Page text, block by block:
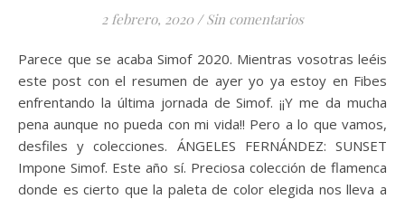
2 febrero, 2020 / Sin comentarios
Parece que se acaba Simof 2020. Mientras vosotras leéis
este post con el resumen de ayer yo ya estoy en Fibes
enfrentando la última jornada de Simof. ¡¡Y me da mucha
pena aunque no pueda con mi vida!! Pero a lo que vamos,
desfiles y colecciones. ÁNGELES FERNÁNDEZ: SUNSET
Impone Simof. Este año sí. Preciosa colección de flamenca
donde es cierto que la paleta de color elegida nos lleva a